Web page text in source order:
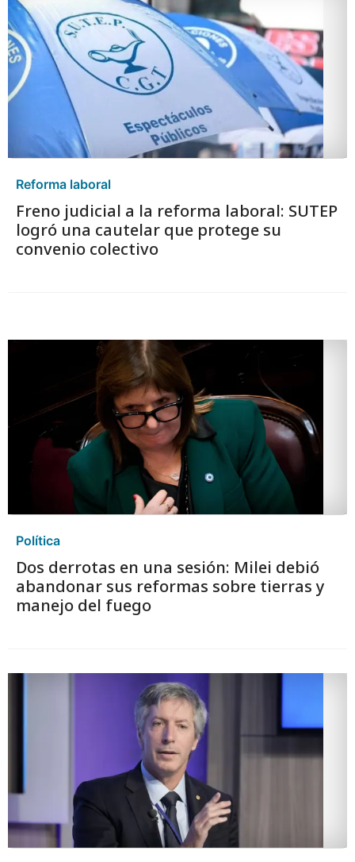
Reforma laboral
Freno judicial a la reforma laboral: SUTEP
logró una cautelar que protege su
convenio colectivo
Política
Dos derrotas en una sesión: Milei debió
abandonar sus reformas sobre tierras y
manejo del fuego